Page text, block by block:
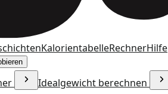
KalorientabelleRechnerHilfe
Idealgewicht berechnen